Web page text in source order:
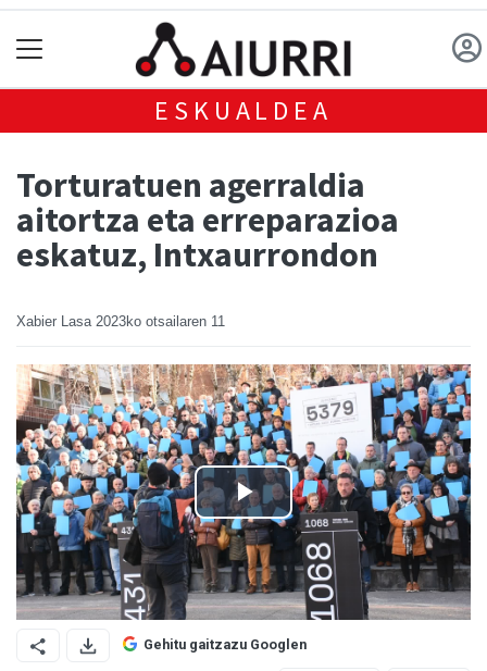
ESKUALDEA
Torturatuen agerraldia
aitortza eta erreparazioa
eskatuz, Intxaurrondon
Xabier Lasa 2023ko otsailaren 11
Gehitu gaitzazu Googlen